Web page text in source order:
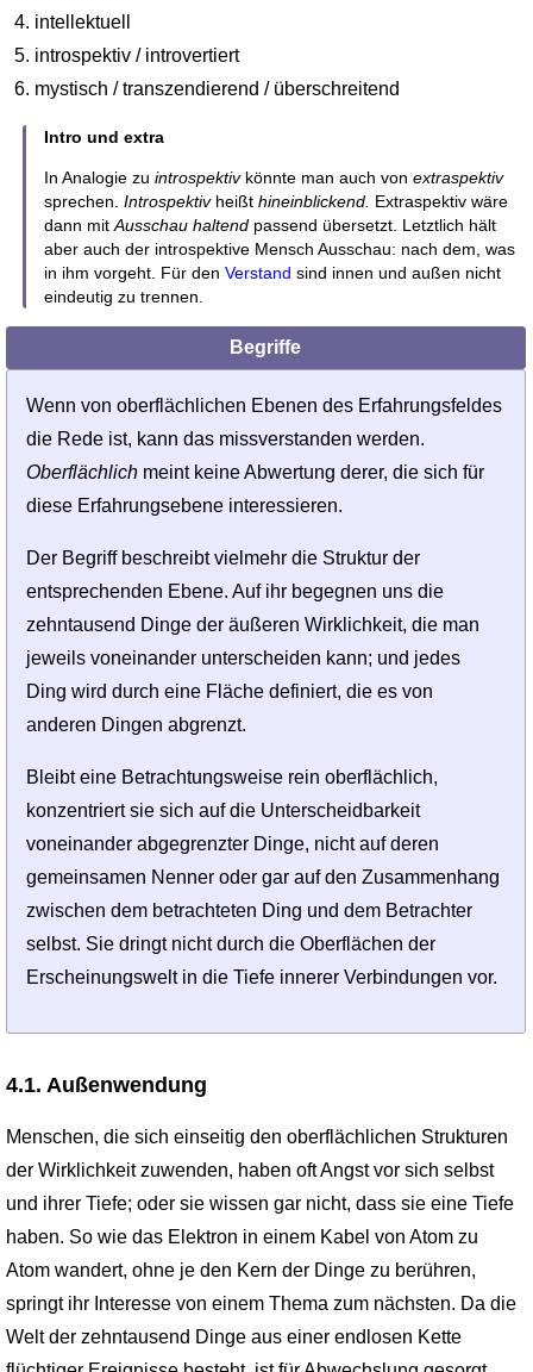
intellektuell
introspektiv / introvertiert
mystisch / transzendierend / überschreitend
Intro und extra
In Analogie zu introspektivkönnte man auch von extraspektiv
sprechen. Intro­spektivheißt hineinblickend. Extraspektiv wäre
dann mitAusschau haltendpassend übersetzt. Letztlich hält
aber auch der introspektive Mensch Ausschau: nach dem, was
in ihm vorgeht. Für den Verstand sind innen und außen nicht
eindeutig zu trennen.
Begriffe
Wenn von oberflächlichen Ebenen des Erfahrungsfeldes
die Rede ist, kann das missverstanden werden.
Oberflächlichmeint keine Abwertung derer, die sich für
diese Erfahrungsebene interessieren.
Der Begriff beschreibt vielmehr die Struktur der
entsprechenden Ebene. Auf ihr begegnen uns die
zehntausend Dinge der äußeren Wirklichkeit, die man
jeweils voneinander unterscheiden kann; und jedes
Ding wird durch eine Fläche definiert, die es von
anderen Dingen abgrenzt.
Bleibt eine Betrachtungsweise rein oberflächlich,
konzentriert sie sich auf die Unterscheidbarkeit
voneinander abgegrenzter Dinge, nicht auf deren
gemeinsamen Nenner oder gar auf den Zusammenhang
zwischen dem betrachteten Ding und dem Betrachter
selbst. Sie dringt nicht durch die Oberflächen der
Erscheinungs­welt in die Tiefe innerer Verbindungen vor.
4.1. Außenwendung
Menschen, die sich einseitig den oberflächlichen Strukturen
der Wirklich­keit zuwenden, haben oft Angst vor sich selbst
und ihrer Tiefe; oder sie wissen gar nicht, dass sie eine Tiefe
haben. So wie das Elektron in einem Kabel von Atom zu
Atom wandert, ohne je den Kern der Dinge zu berühren,
springt ihr Interesse von einem Thema zum nächsten. Da die
Welt der zehntausend Dinge aus einer endlosen Kette